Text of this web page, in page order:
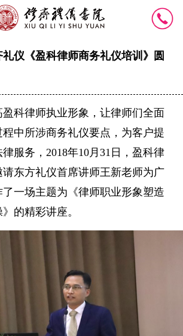
仪《盈科律师商务礼仪培训》圆
盈科律师执业形象，让律师们全面
中所涉商务礼仪要点，为客户提
服务，2018年10月31日，盈科律
东方礼仪首席讲师王新老师为广
一场主题为《律师职业形象塑造
的精彩讲座。